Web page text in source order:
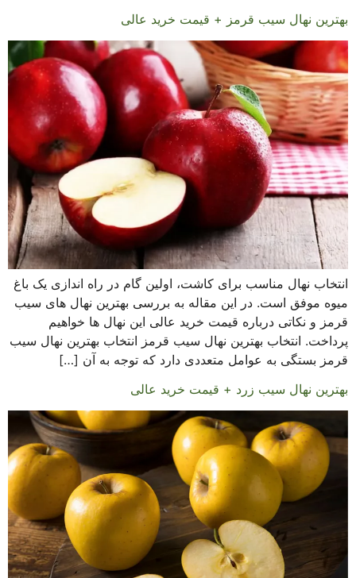
بهترین نهال سیب قرمز + قیمت خرید عالی
انتخاب نهال مناسب برای کاشت، اولین گام در راه اندازی یک باغ
میوه موفق است. در این مقاله به بررسی بهترین نهال های سیب
قرمز و نکاتی درباره قیمت خرید عالی این نهال ها خواهیم
پرداخت. انتخاب بهترین نهال سیب قرمز انتخاب بهترین نهال سیب
قرمز بستگی به عوامل متعددی دارد که توجه به آن […]
بهترین نهال سیب زرد + قیمت خرید عالی